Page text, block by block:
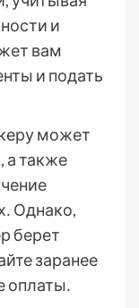
и
вам
и подать
может
а также
Однако,
берет
заранее
оплаты․